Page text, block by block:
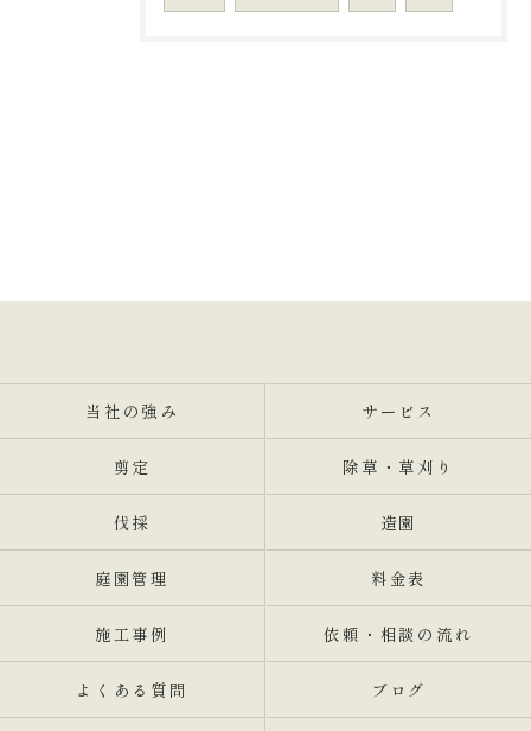
当社の強み サービス
剪定 除草・草刈り
伐採 造園
庭園管理 料金表
施工事例 依頼・相談の流れ
よくある質問 ブログ